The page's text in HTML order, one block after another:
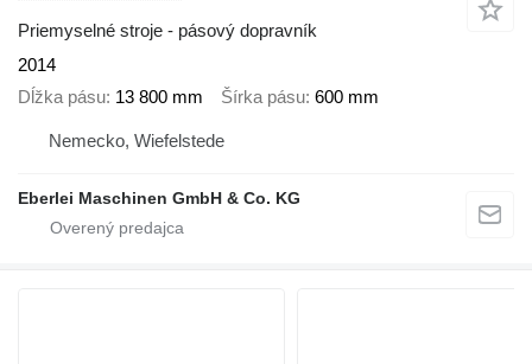
Priemyselné stroje - pásový dopravník
2014
Dĺžka pásu 13 800 mm Šírka pásu 600 mm
Nemecko, Wiefelstede
Eberlei Maschinen GmbH & Co. KG